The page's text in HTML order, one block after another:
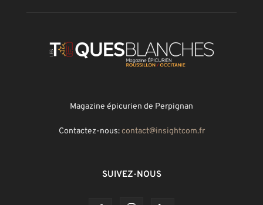
Magazine épicurien de Perpignan
Contactez-nous:contact@insightcom.fr
SUIVEZ-NOUS